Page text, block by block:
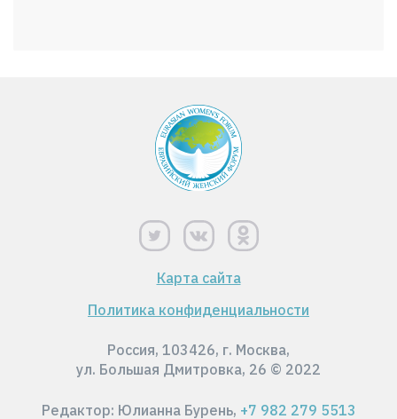
Карта сайта
Политика конфиденциальности
Россия, 103426, г. Москва,
ул. Большая Дмитровка, 26 © 2022
Редактор: Юлианна Бурень, +7 982 279 5513